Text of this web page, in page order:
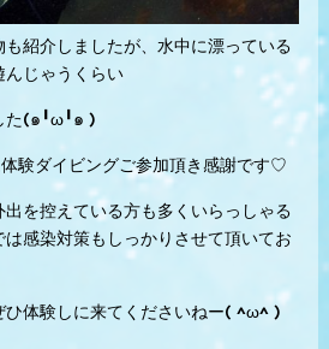
紹介しましたが、水中に漂っている
んじゃうくらい
た(๑╹ω╹๑ )
験ダイビングご参加頂き感謝です♡
を控えている方も多くいらっしゃる
感染対策もしっかりさせて頂いてお
ひ体験しに来てくださいねー( ^ω^ )